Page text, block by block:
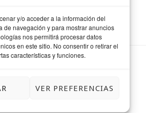
y/o acceder a la información del
de navegación y para mostrar anuncios
nos permitirá procesar datos
en este sitio. No consentir o retirar el
características y funciones.
VER PREFERENCIAS
mis cosas aprendiz, fotografía y